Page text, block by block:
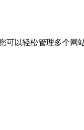
以轻松管理多个网